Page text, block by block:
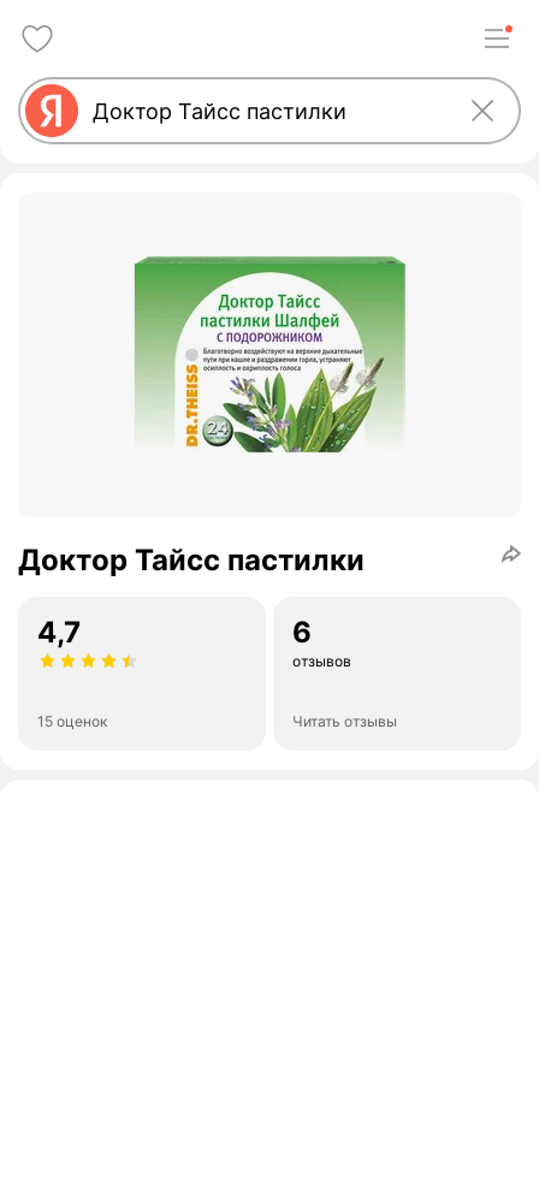
Доктор Тайсс пастилки
4,7
15 оценок
6
отзывов
Читать отзывы